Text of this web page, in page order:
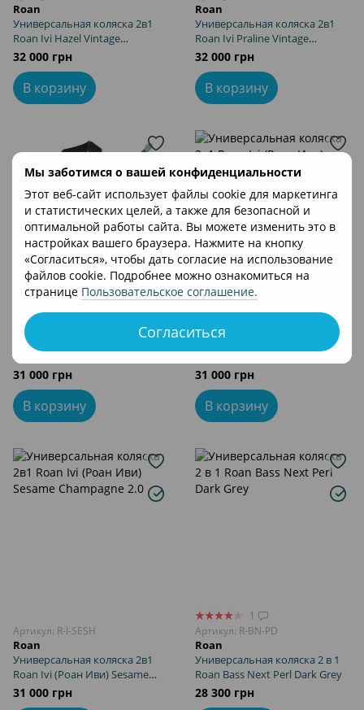
Мы заботимся о вашей конфиденциальности
Этот веб-сайт использует файлы cookie для маркетинга
и статистических целей, а также для безопасной и
оптимальной работы сайта. Вы можете изменить это в
настройках вашего браузера. Нажмите на кнопку
«Согласиться», чтобы дать согласие на использование
файлов cookie. Подробнее можно ознакомиться на
странице Пользовательское соглашение.
Согласиться
Roan
Универсальная коляска 2в1
Roan Ivi Hazel Vintage
Collection
32 000 грн
В корзину
Roan
Универсальная коляска 2в1
Roan Ivi Praline Vintage
Collection
32 000 грн
В корзину
Артикул: R-I-RN
Roan
Универсальная коляска 2в1
Roan Ivi (Роан Иви) Raven Rose
Gold 2.0
31 000 грн
В корзину
Артикул: R-I-SE
Roan
Универсальная коляска 2в1
Roan Ivi (Роан Иви) Sesame 2.0
31 000 грн
В корзину
Артикул: R-I-SESH
Roan
Универсальная коляска 2в1
Roan Ivi (Роан Иви) Sesame
Champagne 2.0
31 000 грн
1
Артикул: R-BN-PD
Roan
Универсальная коляска 2 в 1
Roan Bass Next Perl Dark Grey
28 300 грн